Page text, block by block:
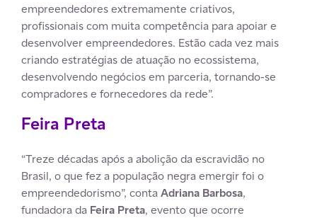
empreendedores extremamente criativos,
profissionais com muita competência para apoiar e
desenvolver empreendedores. Estão cada vez mais
criando estratégias de atuação no ecossistema,
desenvolvendo negócios em parceria, tornando-se
compradores e fornecedores da rede”.
Feira Preta
“Treze décadas após a abolição da escravidão no
Brasil, o que fez a população negra emergir foi o
empreendedorismo”, conta Adriana Barbosa,
fundadora da Feira Preta, evento que ocorre